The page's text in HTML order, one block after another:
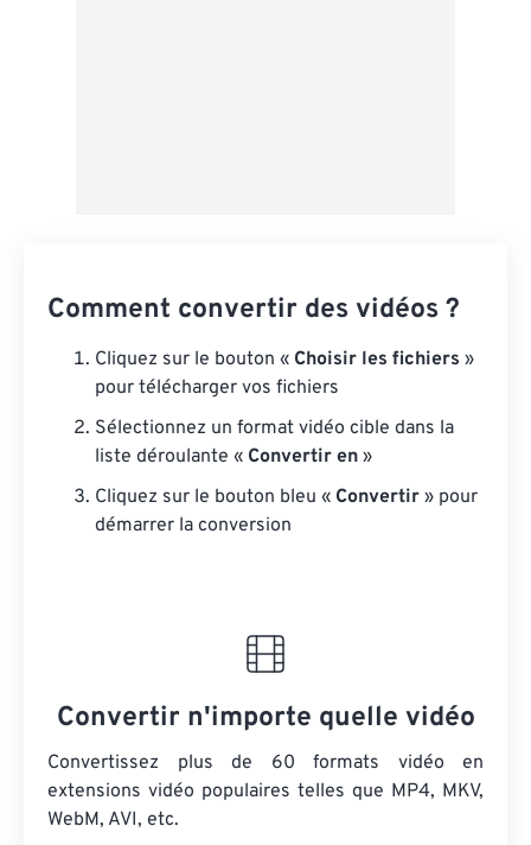
Comment convertir des vidéos ?
Cliquez sur le bouton « Choisir les fichiers »
pour télécharger vos fichiers
Sélectionnez un format vidéo cible dans la
liste déroulante « Convertir en »
Cliquez sur le bouton bleu « Convertir » pour
démarrer la conversion
Convertir n'importe quelle vidéo
Convertissez plus de 60 formats vidéo en
extensions vidéo populaires telles que MP4, MKV,
WebM, AVI, etc.